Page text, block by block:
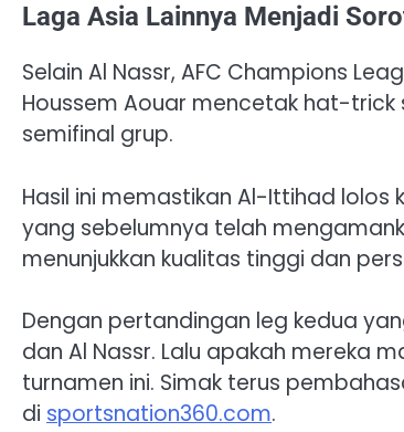
Laga Asia Lainnya Menjadi
Selain Al Nassr, AFC Champions
Houssem Aouar mencetak hat-
semifinal grup.
Hasil ini memastikan Al-Ittihad lolos
yang sebelumnya telah
menunjukkan kualitas tinggi dan
Dengan pertandingan leg kedua
dan Al Nassr. Lalu apakah mereka
turnamen ini. Simak terus
di sportsnation360.com.